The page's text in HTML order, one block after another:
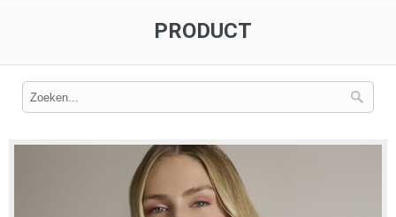
PRODUCT